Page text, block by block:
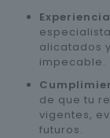
alicatados
impecable.
de que tu
vigentes,
futuros.